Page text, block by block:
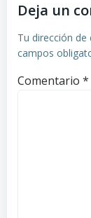
Deja un
Tu dirección
campos
Comentario *